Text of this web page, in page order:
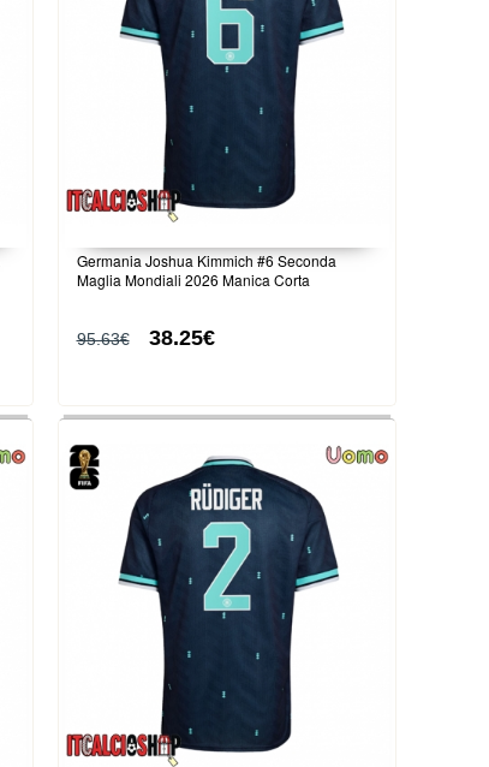
Germania Joshua Kimmich #6 Seconda
Maglia Mondiali 2026 Manica Corta
95.63€ 38.25€